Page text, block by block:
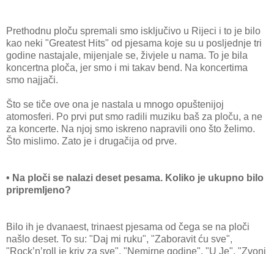
Prethodnu ploču spremali smo isključivo u Rijeci i to je bilo
kao neki "Greatest Hits" od pjesama koje su u posljednje tri
godine nastajale, mijenjale se, živjele u nama. To je bila
koncertna ploča, jer smo i mi takav bend. Na koncertima
smo najjači.
Što se tiče ove ona je nastala u mnogo opuštenijoj
atomosferi. Po prvi put smo radili muziku baš za ploču, a ne
za koncerte. Na njoj smo iskreno napravili ono što želimo.
Što mislimo. Zato je i drugačija od prve.
• Na ploči se nalazi deset pesama. Koliko je ukupno bilo
pripremljeno?
Bilo ih je dvanaest, trinaest pjesama od čega se na ploči
našlo deset. To su: "Daj mi ruku", "Zaboravit ću sve",
"Rock’n’roll je kriv za sve", "Nemirne godine", "U Je", "Zvoni